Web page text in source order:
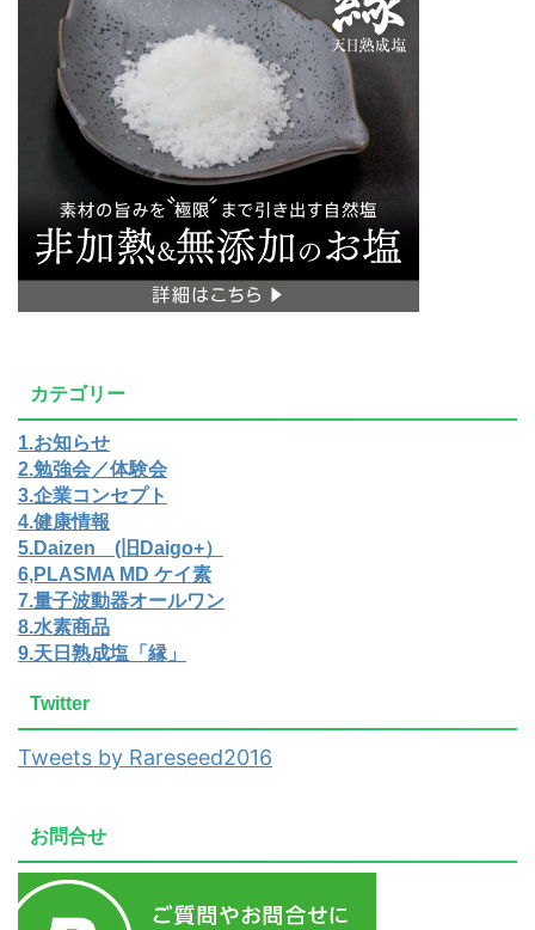
カテゴリー
1.お知らせ
2.勉強会／体験会
3.企業コンセプト
4.健康情報
5.Daizen (旧Daigo+）
6,PLASMA MD ケイ素
7.量子波動器オールワン
8.水素商品
9.天日熟成塩「縁」
Twitter
Tweets by Rareseed2016
お問合せ